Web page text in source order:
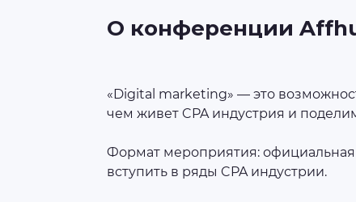
О конференции
«Digital marketing» — это
чем живет CPA индустрия и
Формат мероприятия: официальная